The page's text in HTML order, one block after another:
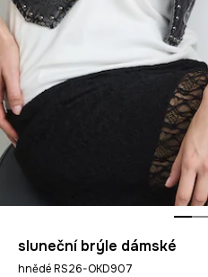
sluneční brýle dámské
hnědé RS26-OKD907